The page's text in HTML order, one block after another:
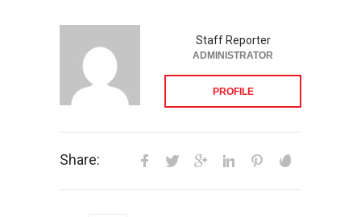
Staff Reporter
ADMINISTRATOR
PROFILE
Share: